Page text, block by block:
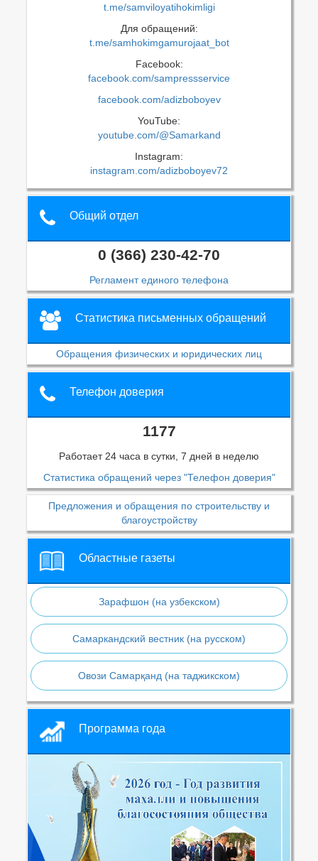
t.me/samviloyatihokimligi
Для обращений:
t.me/samhokimgamurojaat_bot
Facebook:
facebook.com/sampressservice
facebook.com/adizboboyev
YouTube:
youtube.com/@Samarkand
Instagram:
instagram.com/adizboboyev72
Общий отдел
0 (366) 230-42-70
Регламент единого телефона
Статистика письменных обращений
Обращения физических и юридических лиц
Телефон доверия
1177
Работает 24 часа в сутки, 7 дней в неделю
Статистика обращений через "Телефон доверия"
Предложения и обращения по строительству и
благоустройству
Областные газеты
Зарафшон (на узбекском)
Самаркандский вестник (на русском)
Овози Самарқанд (на таджикском)
Программа года